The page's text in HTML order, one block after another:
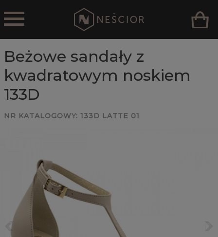
Beżowe sandały z
kwadratowym noskiem
133D
NR KATALOGOWY: 133D LATTE 01